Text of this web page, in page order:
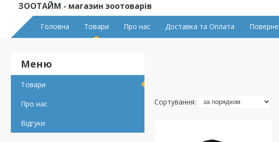
ЗООТАЙМ - магазин зоотоварів
Головна Товари Про нас Доставка та Оплата
Товари
Про нас
Відгуки